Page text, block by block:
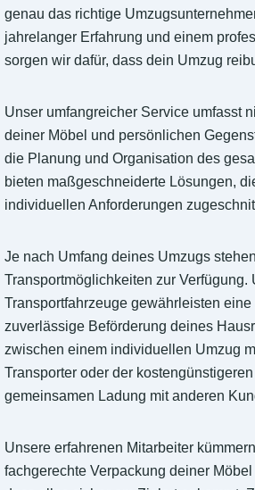
genau das richtige
jahrelanger Erfahrung und einem
sorgen wir dafür, dass dein Umzug
Unser umfangreicher Service umfasst
deiner Möbel und persönlichen
die Planung und Organisation des
bieten maßgeschneiderte Lösungen,
individuellen Anforderungen
Je nach Umfang deines Umzugs
Transportmöglichkeiten zur Verfügung.
Transportfahrzeuge gewährleisten eine
zuverlässige Beförderung deines
zwischen einem individuellen Umzug
Transporter oder der
gemeinsamen Ladung mit anderen
Unsere erfahrenen Mitarbeiter
fachgerechte Verpackung deiner